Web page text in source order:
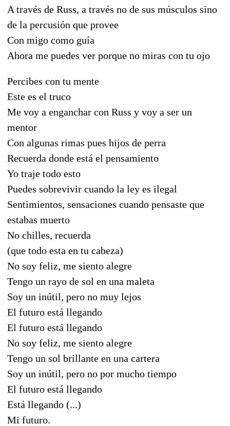
A través de Russ, a través no de sus músculos sino
de la percusión que provee
Con migo como guía
Ahora me puedes ver porque no miras con tu ojo
Percibes con tu mente
Este es el truco
Me voy a enganchar con Russ y voy a ser un
mentor
Con algunas rimas pues hijos de perra
Recuerda donde está el pensamiento
Yo traje todo esto
Puedes sobrevivir cuando la ley es ilegal
Sentimientos, sensaciones cuando pensaste que
estabas muerto
No chilles, recuerda
(que todo esta en tu cabeza)
No soy feliz, me siento alegre
Tengo un rayo de sol en una maleta
Soy un inútil, pero no muy lejos
El futuro está llegando
El futuro está llegando
No soy feliz, me siento alegre
Tengo un sol brillante en una cartera
Soy un inútil, pero no por mucho tiempo
El futuro está llegando
Está llegando (...)
Mi futuro.